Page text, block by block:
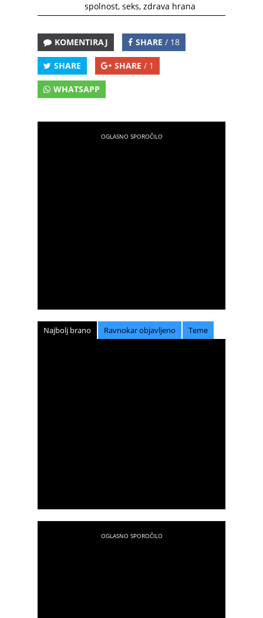
spolnost, seks, zdrava hrana
KOMENTIRAJ SHARE / 18
SHARE SHARE / 1
WHATSAPP
Najbolj brano Ravnokar objavljeno Teme